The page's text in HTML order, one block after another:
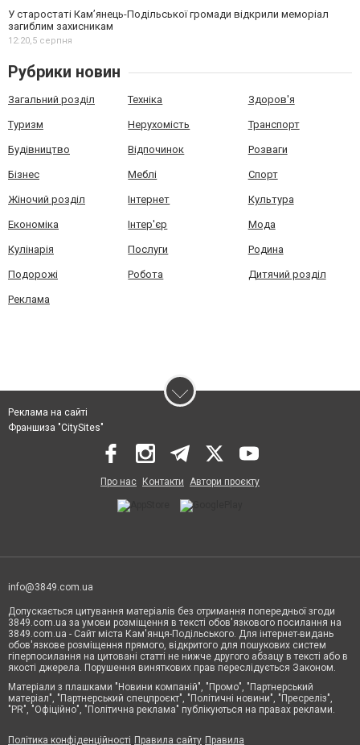
У старостаті Кам’янець-Подільської громади відкрили меморіал
загиблим захисникам
12:20,5 серпня
Рубрики новин
Загальний розділ Техніка Здоров'я
Туризм Нерухомість Транспорт
Будівництво Відпочинок Розваги
Бізнес Меблі Спорт
Жіночий розділ Інтернет Культура
Економіка Інтер'єр Мода
Кулінарія Послуги Родина
Подорожі Робота Дитячий розділ
Реклама
Реклама на сайті
Франшиза "CitySites"
Про нас Контакти Автори проєкту
info@3849.com.ua
Допускається цитування матеріалів без отримання попередньої згоди
3849.com.ua за умови розміщення в тексті обов'язкового посилання на
3849.com.ua - Сайт міста Кам'янця-Подільського. Для інтернет-видань
обов'язкове розміщення прямого, відкритого для пошукових систем
гіперпосилання на цитовані статті не нижче другого абзацу в тексті або в
якості джерела. Порушення виняткових прав переслідується Законом.
Матеріали з плашками "Новини компаній", "Промо", "Партнерський
матеріал", "Партнерський спецпроєкт", "Політичні новини", "Пресреліз",
"PR", "Офіційно", "Політична реклама" публікуються на правах реклами.
Політика конфіденційності Правила сайту Правила